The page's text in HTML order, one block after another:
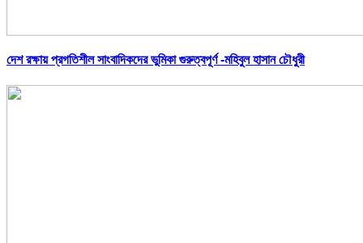
দেশ রক্ষায় প্রগতিশীল সাংবাদিকদের ভুমিকা গুরুত্বপূর্ণ -মহিবুল হাসান চৌধুরী